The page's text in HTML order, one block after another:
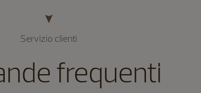
Servizio clienti
frequenti